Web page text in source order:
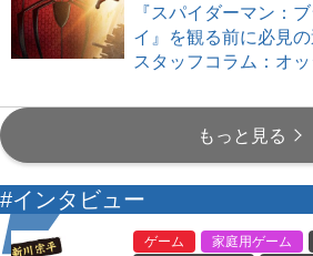
『スパイダーマン：
イ』を観る前に必見
スタッフコラム：オッ
もっと見る
#インタビュー
ゲーム 家庭用ゲーム